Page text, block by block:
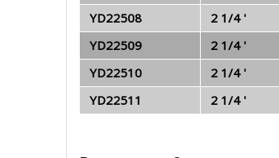
YD22508
2 1/4 '
YD22509
2 1/4 '
YD22510
2 1/4 '
YD22511
2 1/4 '